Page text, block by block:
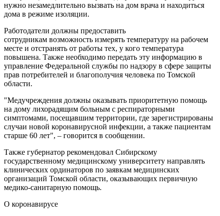
нужно незамедлительно вызвать на дом врача и находиться
дома в режиме изоляции.
Работодатели должны предоставить
сотрудникам возможность измерять температуру на рабочем
месте и отстранять от работы тех, у кого температура
повышена. Также необходимо передать эту информацию в
управление Федеральной службы по надзору в сфере защиты
прав потребителей и благополучия человека по Томской
области.
"Медучреждения должны оказывать приоритетную помощь
на дому лихорадящим больным с респираторными
симптомами, посещавшим территории, где зарегистрированы
случаи новой коронавирусной инфекции, а также пациентам
старше 60 лет", – говорится в сообщении.
Также губернатор рекомендовал Сибирскому
государственному медицинскому университету направлять
клинических ординаторов по заявкам медицинских
организаций Томской области, оказывающих первичную
медико-санитарную помощь.
О коронавирусе